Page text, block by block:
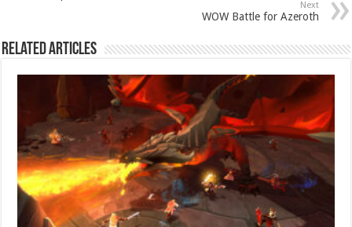
Next
WOW Battle for Azeroth
Related Articles